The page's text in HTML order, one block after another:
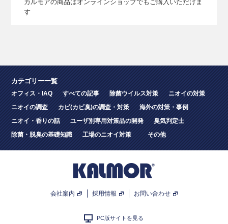
カルモアの商品はオンラインショップでもご購入いただけま
す
カテゴリー一覧
オフィス・IAQ すべての記事 除菌ウイルス対策
ニオイの対策
ニオイの調査
カビ(カビ臭)の調査・対策
海外の対策・事例
ニオイ・香りの話
ユーザ別専用対策品の開発
臭気判定士
除菌・脱臭の基礎知識
工場のニオイ対策 その他
会社案内 採用情報 お問い合わせ
PC版サイトを見る